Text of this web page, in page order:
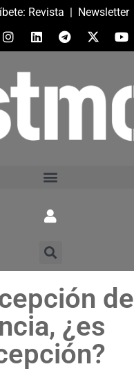
Revista | Newsletter
de
¿es